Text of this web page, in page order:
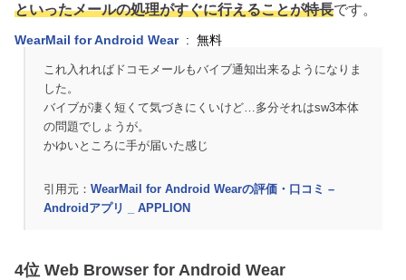
といったメールの処理がすぐに行えることが特長です。
WearMail for Android Wear: 無料
これ入れればドコモメールもバイブ通知出来るようになりま
した。
バイブが凄く短くて気づきにくいけど…多分それはsw3本体
の問題でしょうが。
かゆいところに手が届いた感じ
引用元： WearMail for Android Wearの評価・口コミ –
Androidアプリ _ APPLION
4位 Web Browser for Android Wear